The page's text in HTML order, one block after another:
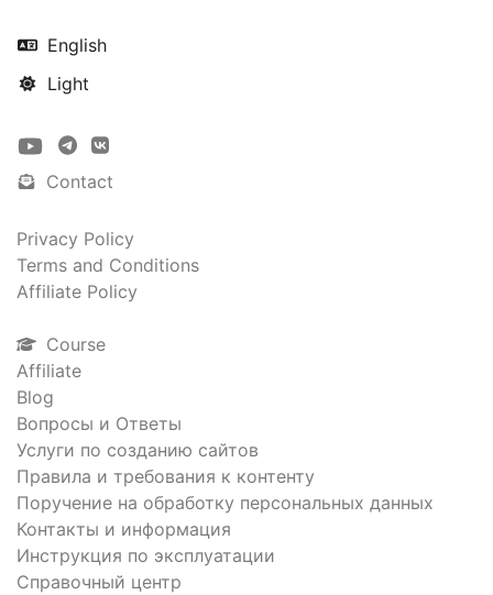
English
Light
Contact
Privacy Policy
Terms and Conditions
Affiliate Policy
Course
Affiliate
Blog
Вопросы и Ответы
Услуги по созданию сайтов
Правила и требования к контенту
Поручение на обработку персональных данных
Контакты и информация
Инструкция по эксплуатации
Справочный центр